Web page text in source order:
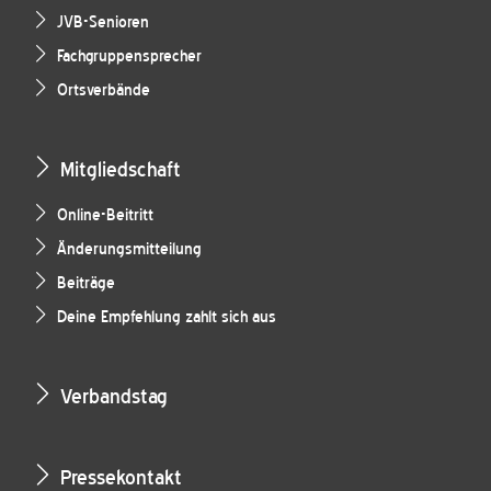
JVB-Senioren
Fachgruppensprecher
Ortsverbände
Mitgliedschaft
Online-Beitritt
Änderungsmitteilung
Beiträge
Deine Empfehlung zahlt sich aus
Verbandstag
Pressekontakt